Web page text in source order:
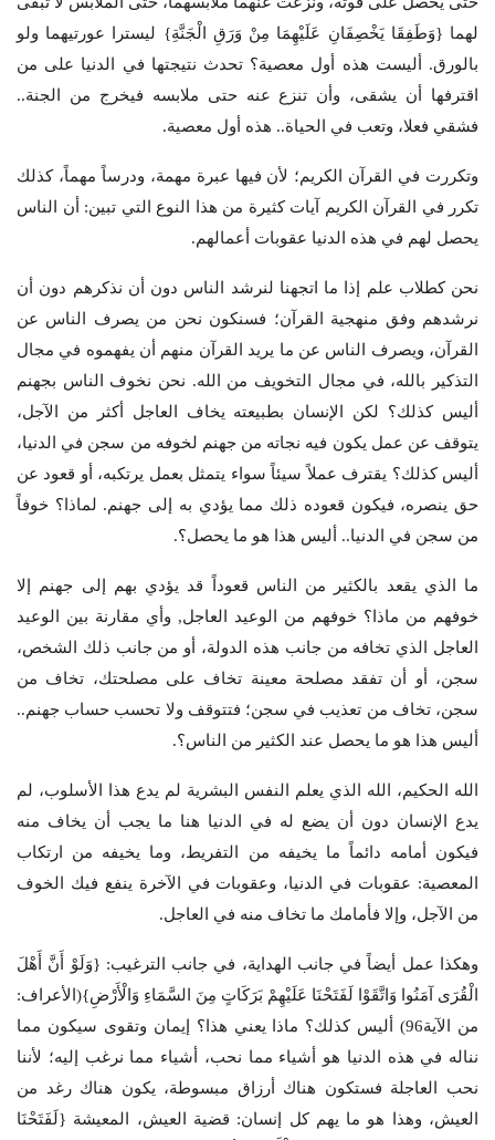
لهما {وَطَفِقَا يَخْصِفَانِ عَلَيْهِمَا مِنْ وَرَقِ الْجَنَّةِ} ليسترا عورتيهما ولو
بالورق. أليست هذه أول معصية؟ تحدث نتيجتها في الدنيا على من
اقترفها أن يشقى، وأن تنزع عنه حتى ملابسه فيخرج من الجنة..
فشقي فعلا، وتعب في الحياة.. هذه أول معصية.
وتكررت في القرآن الكريم؛ لأن فيها عبرة مهمة، ودرساً مهماً، كذلك
تكرر في القرآن الكريم آيات كثيرة من هذا النوع التي تبين: أن الناس
يحصل لهم في هذه الدنيا عقوبات أعمالهم.
نحن كطلاب علم إذا ما اتجهنا لنرشد الناس دون أن نذكرهم دون أن
نرشدهم وفق منهجية القرآن؛ فسنكون نحن من يصرف الناس عن
القرآن، ويصرف الناس عن ما يريد القرآن منهم أن يفهموه في مجال
التذكير بالله، في مجال التخويف من الله. نحن نخوف الناس بجهنم
أليس كذلك؟ لكن الإنسان بطبيعته يخاف العاجل أكثر من الآجل،
يتوقف عن عمل يكون فيه نجاته من جهنم لخوفه من سجن في الدنيا،
أليس كذلك؟ يقترف عملاً سيئاً سواء يتمثل بعمل يرتكبه، أو قعود عن
حق ينصره، فيكون قعوده ذلك مما يؤدي به إلى جهنم. لماذا؟ خوفاً
من سجن في الدنيا.. أليس هذا هو ما يحصل؟.
ما الذي يقعد بالكثير من الناس قعوداً قد يؤدي بهم إلى جهنم إلا
خوفهم من ماذا؟ خوفهم من الوعيد العاجل, وأي مقارنة بين الوعيد
العاجل الذي تخافه من جانب هذه الدولة، أو من جانب ذلك الشخص،
سجن، أو أن تفقد مصلحة معينة تخاف على مصلحتك، تخاف من
سجن، تخاف من تعذيب في سجن؛ فتتوقف ولا تحسب حساب جهنم..
أليس هذا هو ما يحصل عند الكثير من الناس؟.
الله الحكيم، الله الذي يعلم النفس البشرية لم يدع هذا الأسلوب، لم
يدع الإنسان دون أن يضع له في الدنيا هنا ما يجب أن يخاف منه
فيكون أمامه دائماً ما يخيفه من التفريط، وما يخيفه من ارتكاب
المعصية: عقوبات في الدنيا، وعقوبات في الآخرة ينفع فيك الخوف
من الآجل، وإلا فأمامك ما تخاف منه في العاجل.
وهكذا عمل أيضاً في جانب الهداية، في جانب الترغيب: {وَلَوْ أَنَّ أَهْلَ
الْقُرَى آمَنُوا وَاتَّقَوْا لَفَتَحْنَا عَلَيْهِمْ بَرَكَاتٍ مِنَ السَّمَاءِ وَالْأَرْضِ}(الأعراف:
من الآية96) أليس كذلك؟ ماذا يعني هذا؟ إيمان وتقوى سيكون مما
نناله في هذه الدنيا هو أشياء مما نحب، أشياء مما نرغب إليه؛ لأننا
نحب العاجلة فستكون هناك أرزاق مبسوطة، يكون هناك رغد من
العيش، وهذا هو ما يهم كل إنسان: قضية العيش، المعيشة {لَفَتَحْنَا